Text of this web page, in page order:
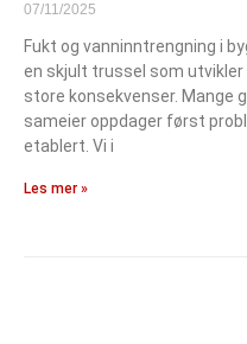
07/11/2025
Fukt og vanninntrengning i
en skjult trussel som
store konsekvenser. Mange
sameier oppdager først
etablert. Vi i
Les mer »